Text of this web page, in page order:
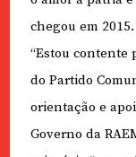
chegou em 2015.
“Estou contente
do Partido
orientação e
Governo da